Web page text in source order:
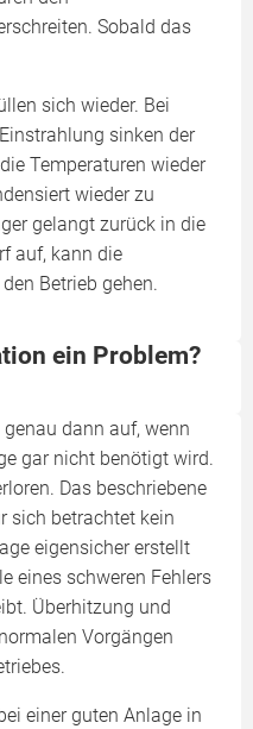
Sobald das
sich wieder. Bei
sinken der
Temperaturen wieder
wieder zu
gelangt zurück in die
auf, kann die
Betrieb gehen.
ein Problem?
dann auf, wenn
gar nicht benötigt wird.
Das beschriebene
sich betrachtet kein
eigensicher erstellt
eines schweren Fehlers
Überhitzung und
Vorgängen
einer guten Anlage in